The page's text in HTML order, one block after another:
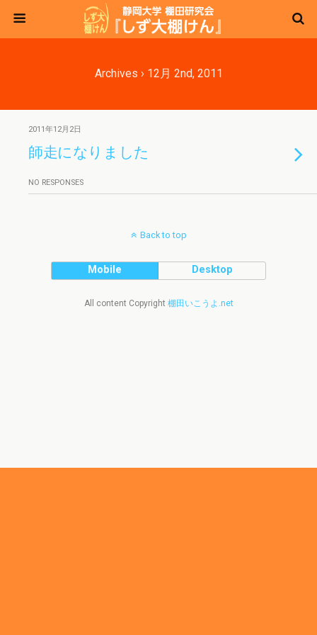
Archives › 12月 2nd, 2011
2011年12月2日
師走になりました
NO RESPONSES
Back to top
Mobile Desktop
All content Copyright 棚田いこうよ.net